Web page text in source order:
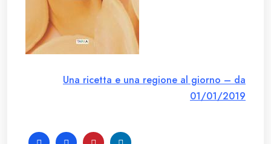
Una ricetta e una regione al giorno – da
01/01/2019